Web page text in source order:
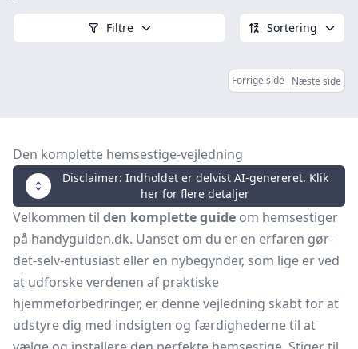
Filtre Sortering
Forrige side Næste side
Den komplette hemsestige-vejledning
Disclaimer: Indholdet er delvist AI-genereret. Klik
her for flere detaljer
Velkommen til den komplette guide om hemsestiger
på handyguiden.dk. Uanset om du er en erfaren gør-
det-selv-entusiast eller en nybegynder, som lige er ved
at udforske verdenen af praktiske
hjemmeforbedringer, er denne vejledning skabt for at
udstyre dig med indsigten og færdighederne til at